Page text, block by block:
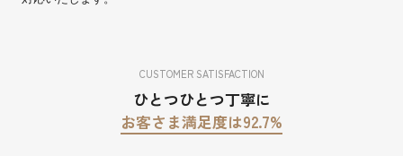
CUSTOMER SATISFACTION
ひとつひとつ丁寧に
お客さま満足度は92.7%